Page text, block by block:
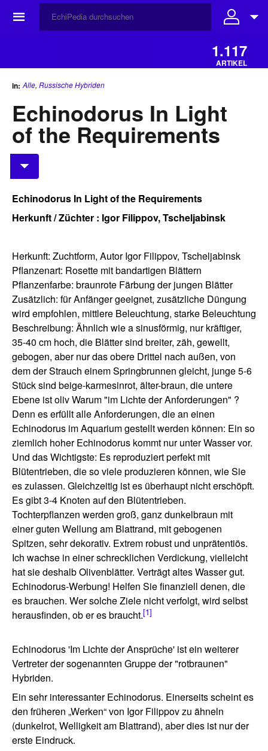
☰
1.117
ARTIKEL
in: Alle, Russische Hybriden
Echinodorus In Light
of the Requirements
Echinodorus In Light of the Requirements
Herkunft / Züchter : Igor Filippov, Tscheljabinsk
Herkunft: Zuchtform, Autor Igor Filippov, Tscheljabinsk
Pflanzenart: Rosette mit bandartigen Blättern
Pflanzenfarbe: braunrote Färbung der jungen Blätter
Zusätzlich: für Anfänger geeignet, zusätzliche Düngung
wird empfohlen, mittlere Beleuchtung, starke Beleuchtung
Beschreibung: Ähnlich wie a sinusförmig, nur kräftiger,
35-40 cm hoch, die Blätter sind breiter, zäh, gewellt,
gebogen, aber nur das obere Drittel nach außen, von
dem der Strauch einem Springbrunnen gleicht, junge 5-6
Stück sind beige-karmesinrot, älter-braun, die untere
Ebene ist oliv Warum "im Lichte der Anforderungen" ?
Denn es erfüllt alle Anforderungen, die an einen
Echinodorus im Aquarium gestellt werden können: Ein so
ziemlich hoher Echinodorus kommt nur unter Wasser vor.
Und das Wichtigste: Es reproduziert perfekt mit
Blütentrieben, die so viele produzieren können, wie Sie
es zulassen. Gleichzeitig ist es überhaupt nicht erschöpft.
Es gibt 3-4 Knoten auf den Blütentrieben.
Tochterpflanzen werden groß, ganz dunkelbraun mit
einer guten Wellung am Blattrand, mit gebogenen
Spitzen, sehr dekorativ. Extrem robust und unprätentiös.
Ich wachse in einer schrecklichen Verdickung, vielleicht
hat sie deshalb Olivenblätter. Verträgt altes Wasser gut.
Echinodorus-Werbung! Helfen Sie finanziell denen, die
es brauchen. Wer solche Ziele nicht verfolgt, wird selbst
herausfinden, ob er es braucht.[1]
Echinodorus 'Im Lichte der Ansprüche' ist ein weiterer
Vertreter der sogenannten Gruppe der "rotbraunen"
Hybriden.
Ein sehr interessanter Echinodorus. Einerseits scheint es
den früheren „Werken“ von Igor Filippov zu ähneln
(dunkelrot, Welligkeit am Blattrand), aber dies ist nur der
erste Eindruck.